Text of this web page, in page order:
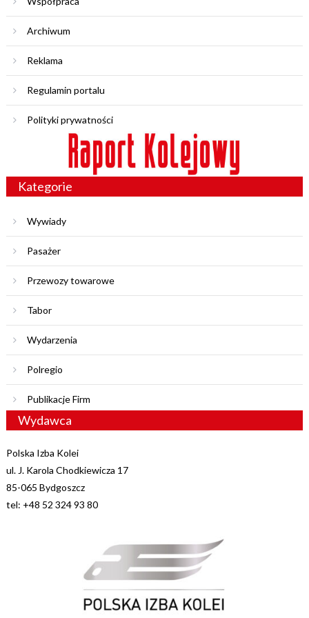
Archiwum
Reklama
Regulamin portalu
Polityki prywatności
Kategorie
Wywiady
Pasażer
Przewozy towarowe
Tabor
Wydarzenia
Polregio
Publikacje Firm
Wydawca
Polska Izba Kolei
ul. J. Karola Chodkiewicza 17
85-065 Bydgoszcz
tel: +48 52 324 93 80